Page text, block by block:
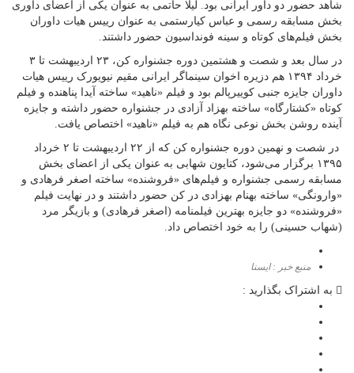
شاهد حضور دو داور ایرانی بود. لیلا حاتمی به عنوان یکی از اعضای داوری
بخش مسابقه رسمی و عباس کیارستمی به عنوان رییس هیات داوران
بخش فیلم‌های کوتاه و سینه فونداسیون حضور داشتند.
در سال بعد و شصت و هشتمین دوره جشنواره کن، ۲۳ اردیبهشت تا ۳
خرداد ۱۳۹۴ هم دزیره اخوان سینماگر ایرانی مقیم نیویورک رییس هیات
داوران جایزه جنبی کوییرپالم بود و فیلم «ناهید» ساخته آیدا پناهنده و فیلم
کوتاه «کشتارگاه» ساخته بهزاد آزادی در جشنواره حضور داشته و جایزه
آینده روشن بخش نوعی نگاه هم به فیلم «ناهید» اختصاص یافت.
در شصت و نهمین دوره جشنواره کن که از ۲۲ اردیبهشت تا ۲ خرداد
۱۳۹۵ برگزار می‌شود، کتایون شهابی به عنوان یکی از اعضای بخش
مسابقه رسمی جشنواره و فیلم‌های «فروشنده» ساخته اصغر فرهادی و
«وارونگی» ساخته بهنام بهزادی در کن حضور داشتند و در نهایت فیلم
«فروشنده» دو جایزه بهترین فیلمنامه (اصغر فرهادی) و بازیگر مرد
(شهاب حسینی) را به خود اختصاص داد.
منبع خبر : ایسنا
به اشتراک بگذارید :